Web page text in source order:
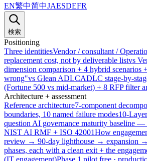
EN繁中简中JAESDEFR
検索
Positioning
Three identitiesVendor / consultant /
replacement cost, not by deliverable listvs
dimension comparison + 4 hybrid scenarios
wrong"vs Glean ADLCADLC stage-by-
(Fortune 500 vs mid-market) + 8 RFP filter
Architecture + assessment
Reference architecture7-component
boundaries, 10 named failure modes10-
question AI governance maturity baseline
NIST AI RMF + ISO 42001How
review → 90-day lighthouse → expansion →
phases, each with a clean exit + the
(IT engagement)Phase 1 pilot free ·